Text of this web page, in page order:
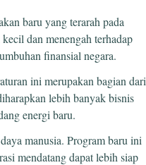
baru yang terarah pada
dan menengah terhadap
finansial negara.
ini merupakan bagian dari
lebih banyak bisnis
energi baru.
manusia. Program baru ini
mendatang dapat lebih siap